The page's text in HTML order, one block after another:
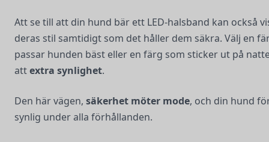
Att se till att din hund bär ett LED-halsband kan också
deras stil samtidigt som det håller dem säkra. Välj en
passar hunden bäst eller en färg som sticker ut på
attextra synlighet.
Den här vägen, säkerhet möter mode, och din hund
synlig under alla förhållanden.